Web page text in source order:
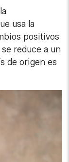
usa la
positivos
reduce a un
de origen es